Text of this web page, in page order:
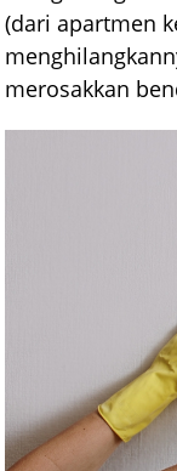
(dari apartmen
merosakkan